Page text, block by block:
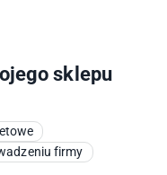
sklepu
firmy